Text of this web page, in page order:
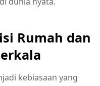
Rumah dan
kebiasaan yang